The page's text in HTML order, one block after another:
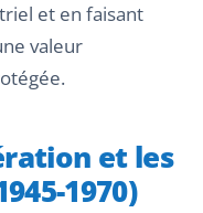
et en faisant
valeur
et les
1970)